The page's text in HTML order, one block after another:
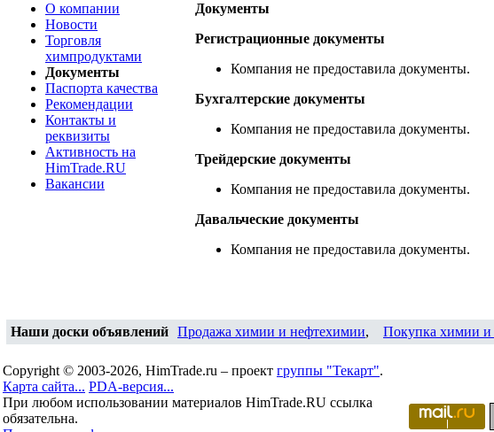
О компании
Новости
Торговля
химпродуктами
Документы
Паспорта качества
Рекомендации
Контакты и
реквизиты
Активность на
HimTrade.RU
Вакансии
Документы
Регистрационные документы
Компания не предоставила документы.
Бухгалтерские документы
Компания не предоставила документы.
Трейдерские документы
Компания не предоставила документы.
Давальческие документы
Компания не предоставила документы.
Наши доски объявлений Продажа химии и нефтехимии, Покупка химии и
Copyright © 2003-2026, HimTrade.ru – проект группы "Текарт".
Карта сайта... PDA-версия...
При любом использовании материалов HimTrade.RU ссылка
обязательна.